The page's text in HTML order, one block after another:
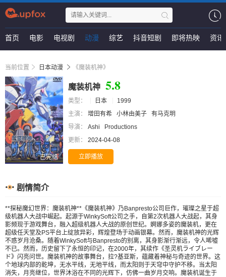
首页 电影 电视剧 动漫 综艺 抖音短剧 即将热映 资讯
当前位置 日本动漫 《魔装机神》
已完结
魔装机神 5.8
类型： 日本
1999
主演：
增田有希 小林由美子
有马克明
导演：
Ashi
Productions
更新：
2024-04-08
立即播放
剧情简介
**探秘魔幻世界：魔装机神**《魔装机神》乃Banpresto公司巨作，璀璨之星于超
级机器人大战中崛起。起源于WinkySoft公司之手，自第2次机器人大战起，其身
影频现于游戏舞台，融入超级机器人大战的原创世纪。婀娜多姿的魔装机，更在
超级任天堂及PS平台上绽放异彩，辉煌登场于动画银幕。然而，魔装机神的光辉
不惑岁月沧桑。随着WinkySoft与Banpresto的别离，其身影渐行渐远，令人唏嘘
不已。然而，历史留下了永恒的印记，在2000年，其续作《圣灵机ライブレー
ド》闪亮问世。魔装机神的故事舞台，拉?基亚斯，蕴藏着神秘与奇迹的世界。这
个地球内部的乾坤，无水平线，无地平线，而太阳则于天穹中守护不移。当太阳
消失，月亮继位，世界沐浴在不同的光辉下，仿佛一曲岁月交响。魔装机诞生于